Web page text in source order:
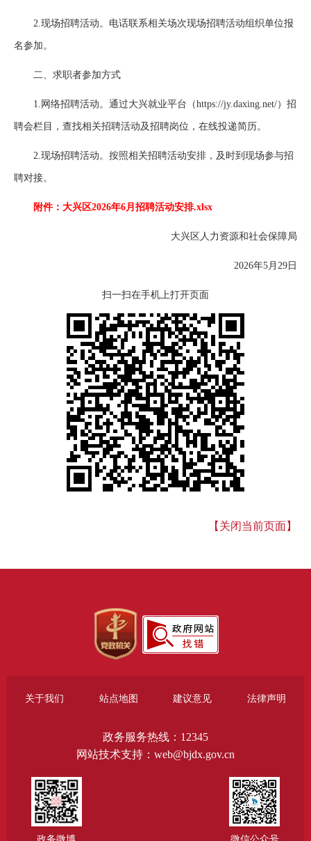
2.现场招聘活动。电话联系相关场次现场招聘活动组织单位报
名参加。
二、求职者参加方式
1.网络招聘活动。通过大兴就业平台（https://jy.daxing.net/）招
聘会栏目，查找相关招聘活动及招聘岗位，在线投递简历。
2.现场招聘活动。按照相关招聘活动安排，及时到现场参与招
聘对接。
附件：大兴区2026年6月招聘活动安排.xlsx
大兴区人力资源和社会保障局
2026年5月29日
扫一扫在手机上打开页面
【关闭当前页面】
关于我们 站点地图 建议意见 法律声明
政务服务热线：12345
网站技术支持：web@bjdx.gov.cn